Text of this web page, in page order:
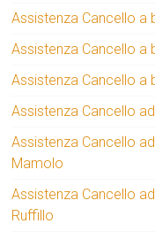
Assistenza Cancello a
Assistenza Cancello a
Assistenza Cancello a
Assistenza Cancello
Assistenza Cancello
Mamolo
Assistenza Cancello
Ruffillo